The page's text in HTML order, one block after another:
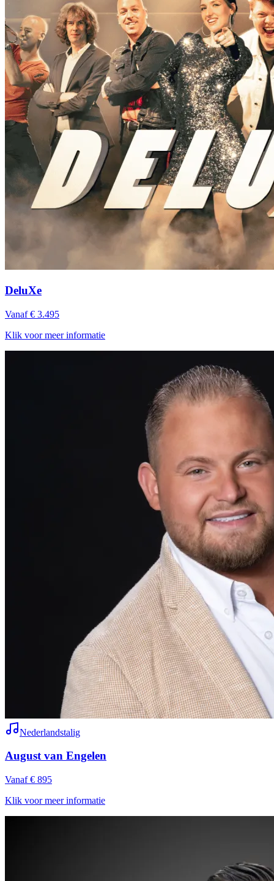
DeluXe
Vanaf € 3.495
Klik voor meer informatie
Nederlandstalig
August van Engelen
Vanaf € 895
Klik voor meer informatie